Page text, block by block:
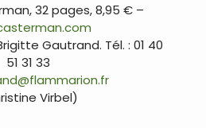
32 pages, 8,95 € –
Gautrand. Tél. : 01 40
51 31 33
Virbel)